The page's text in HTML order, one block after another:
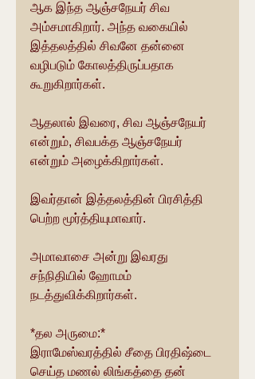
ஆக இந்த ஆஞ்சநேயர் சிவ
அம்சமாகிறார். அந்த வகையில்
இத்தலத்தில் சிவனே தன்னை
வழிபடும் கோலத்திருப்பதாக
கூறுகிறார்கள்.
ஆதலால் இவரை, சிவ ஆஞ்சநேயர்
என்றும், சிவபக்த ஆஞ்சநேயர்
என்றும் அழைக்கிறார்கள்.
இவர்தான் இத்தலத்தின் பிரசித்தி
பெற்ற மூர்த்தியுமாவார்.
அமாவாசை அன்று இவரது
சந்நிதியில் ஹோமம்
நடத்துவிக்கிறார்கள்.
*தல அருமை:*
இராமேஸ்வரத்தில் சீதை பிரதிஷ்டை
செய்த மணல் லிங்கத்தை தன்